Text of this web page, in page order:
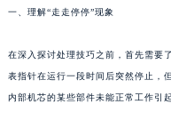
一、理解“走走停停”现象
在深入探讨处理技巧之前，首先需要
表指针在运行一段时间后突然停止，
内部机芯的某些部件未能正常工作引起